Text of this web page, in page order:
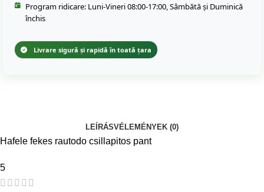
Program ridicare: Luni-Vineri 08:00-17:00, Sâmbătă și Duminică
închis
Livrare sigură și rapidă în toată țara
LEÍRÁSVÉLEMÉNYEK (0)
Hafele fekes rautodo csillapitos pant
5